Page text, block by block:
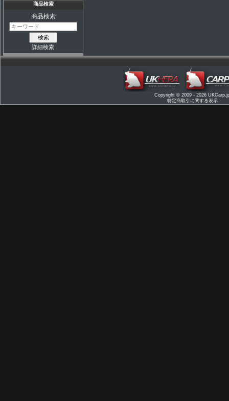
商品検索
商品検索
詳細検索
Copyright © 2009 - 2026
特定商取引に関する表示